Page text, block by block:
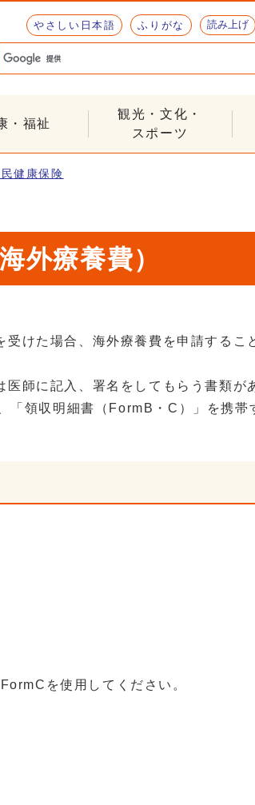
やさしい日本語 ふりがな 読み上げ
・福祉
観光・文化・
スポーツ
民健康保険
外療養費）
けた場合、海外療養費を申請するこ
師に記入、署名をしてもらう書類が
領収明細書（FormB・C）」を携帯
を使用してください。